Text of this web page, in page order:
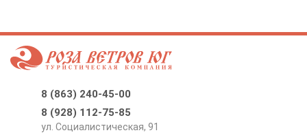
8 (863) 240-45-00
8 (928) 112-75-85
ул. Социалистическая, 91